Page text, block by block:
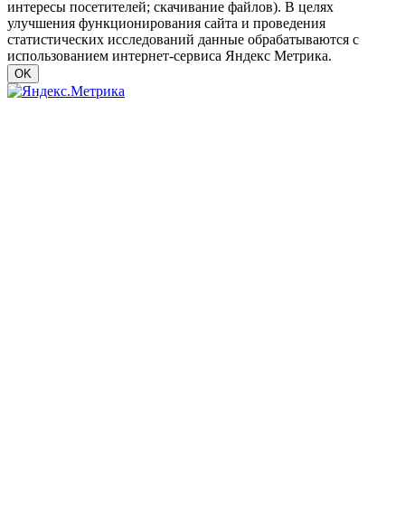
интересы посетителей; скачивание файлов). В целях
улучшения функционирования сайта и проведения
статистических исследований данные обрабатываются с
использованием интернет-сервиса Яндекс Метрика.
OK